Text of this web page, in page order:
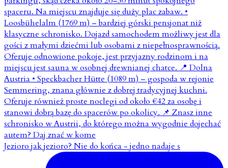
Jezioro jak jezioro? Nie do końca - jedno nadaje s